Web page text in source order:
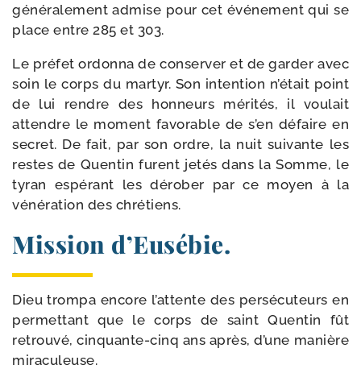
géné­ra­le­ment admise pour cet évé­ne­ment qui se
place entre 285 et 303.
Le pré­fet ordon­na de conser­ver et de gar­der avec
soin le corps du mar­tyr. Son inten­tion n’était point
de lui rendre des hon­neurs méri­tés, il vou­lait
attendre le moment favo­rable de s’en défaire en
secret. De fait, par son ordre, la nuit sui­vante les
restes de Quentin furent jetés dans la Somme, le
tyran espé­rant les déro­ber par ce moyen à la
véné­ra­tion des chrétiens.
Mission d’Eusébie.
Dieu trom­pa encore l’attente des per­sé­cu­teurs en
per­met­tant que le corps de saint Quentin fût
retrou­vé, cinquante-​cinq ans après, d’une manière
miraculeuse.